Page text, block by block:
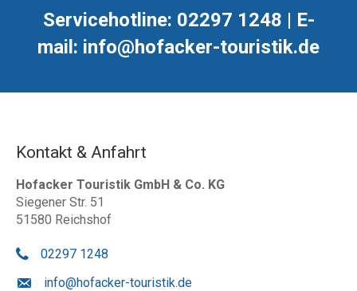
Servicehotline: 02297 1248 | E-
mail: info@hofacker-touristik.de
Kontakt & Anfahrt
Hofacker Touristik GmbH & Co. KG
Siegener Str. 51
51580 Reichshof
02297 1248
info@hofacker-touristik.de